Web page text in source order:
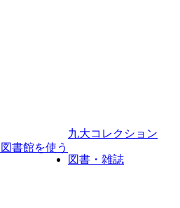
図書館を使う
九大コレクション
図書・雑誌